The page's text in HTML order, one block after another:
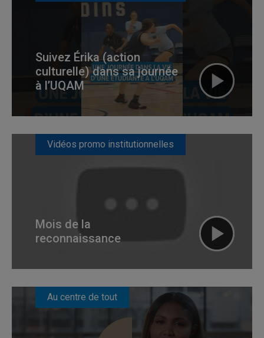
Suivez Érika (action
culturelle) dans sa journée
à l’UQAM
Vidéos promo institutionnelles
Mois de la
reconnaissance
Au centre de tout